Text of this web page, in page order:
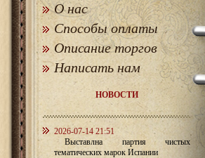
О нас
Способы оплаты
Описание торгов
Написать нам
НОВОСТИ
2026-07-14 21:51
Выставлна партия чистых
тематических марок Испании